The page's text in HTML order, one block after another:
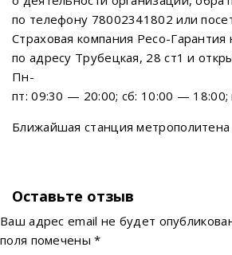
по телефону 78002341802 или
Страховая компания Ресо-Гарантия
по адресу Трубецкая, 28 ст1 и
Пн-
пт: 09:30 — 20:00; сб: 10:00 — 18:00;
Ближайшая станция
Оставьте отзыв
Ваш адрес email не будет
поля помечены*